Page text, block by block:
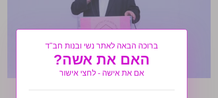
ברוכה הבאה לאתר נשי ובנות חב"ד
האם את אשה?
אם את אישה - לחצי אישור